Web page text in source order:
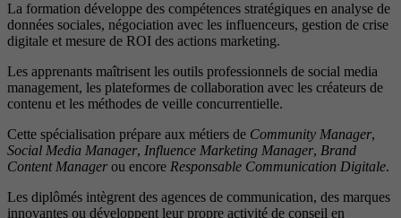
La formation développe des compétences stratégiques en analyse de
données sociales, négociation avec les influenceurs, gestion de crise
digitale et mesure de ROI des actions marketing.
Les apprenants maîtrisent les outils professionnels de social media
management, les plateformes de collaboration avec les créateurs de
contenu et les méthodes de veille concurrentielle.
Cette spécialisation prépare aux métiers de Community Manager,
Social Media Manager, Influence Marketing Manager, Brand
Content Manager ou encore Responsable Communication Digitale.
Les diplômés intègrent des agences de communication, des marques
innovantes ou développent leur propre activité de conseil en